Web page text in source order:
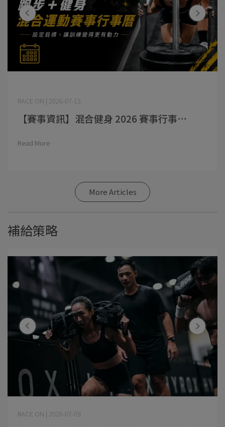
RACE ON | 2026-07-13
【賽事資訊】混合健身 2026 賽事行事⋯
Read More
More Articles
補給策略
RACE ON | 2026-07-09